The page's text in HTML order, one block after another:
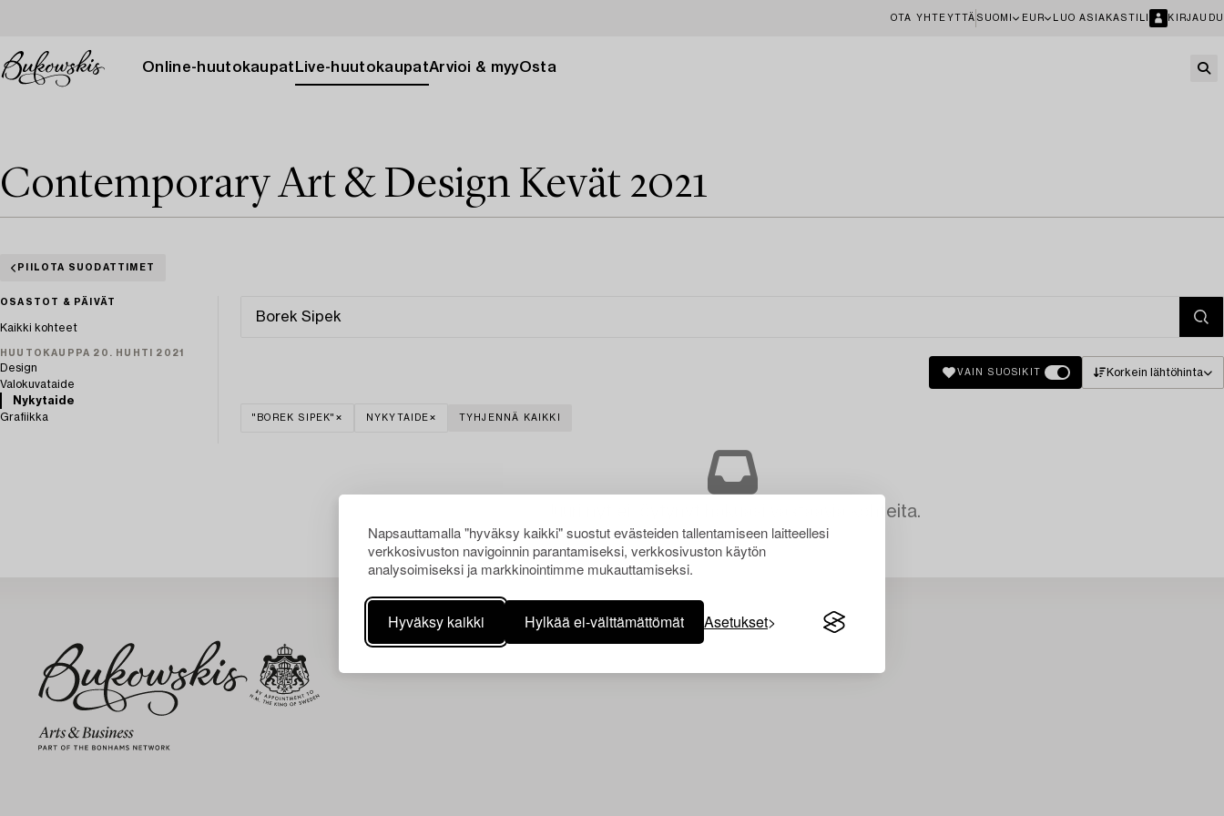
Napsauttamalla "hyväksy kaikki" suostut evästeiden tallentamiseen laitteellesi
verkkosivuston navigoinnin parantamiseksi, verkkosivuston käytön
analysoimiseksi ja markkinointimme mukauttamiseksi.
Hyväksy kaikki Hylkää ei-välttämättömät Asetukset
OTA YHTEYTTÄ SUOMI EUR LUO ASIAKASTILI KIRJAUDU
Online-huutokaupat Live-huutokaupatArvioi & myyOsta
Contemporary Art & Design Kevät 2021
PIILOTA SUODATTIMET
OSASTOT & PÄIVÄT
Kaikki kohteet
HUUTOKAUPPA 20. HUHTI 2021
Design
Valokuvataide
Nykytaide
Grafiikka
VAIN SUOSIKIT Korkein lähtöhinta
"BOREK SIPEK" NYKYTAIDE TYHJENNÄ KAIKKI
Juuri nyt ei löytynyt hakuasi vastaavia kohteita.